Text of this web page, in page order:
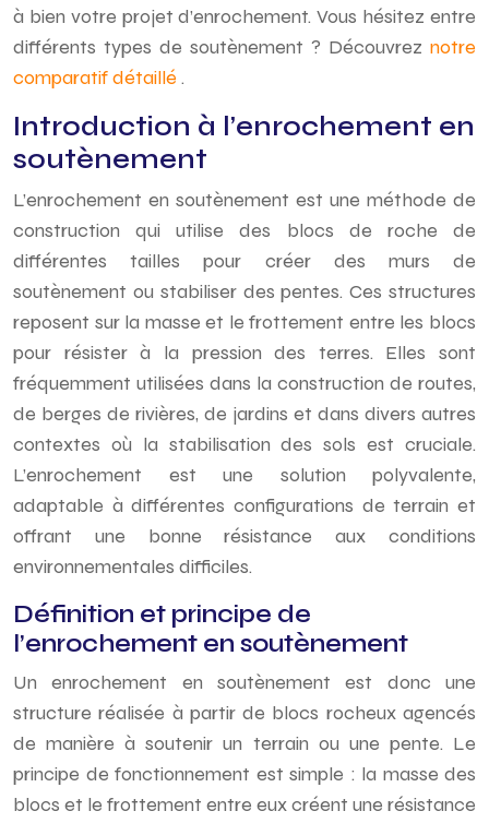
à bien votre projet d’enrochement. Vous hésitez entre
différents types de soutènement ? Découvrez notre
comparatif détaillé .
Introduction à l’enrochement en
soutènement
L’enrochement en soutènement est une méthode de
construction qui utilise des blocs de roche de
différentes tailles pour créer des murs de
soutènement ou stabiliser des pentes. Ces structures
reposent sur la masse et le frottement entre les blocs
pour résister à la pression des terres. Elles sont
fréquemment utilisées dans la construction de routes,
de berges de rivières, de jardins et dans divers autres
contextes où la stabilisation des sols est cruciale.
L’enrochement est une solution polyvalente,
adaptable à différentes configurations de terrain et
offrant une bonne résistance aux conditions
environnementales difficiles.
Définition et principe de
l’enrochement en soutènement
Un enrochement en soutènement est donc une
structure réalisée à partir de blocs rocheux agencés
de manière à soutenir un terrain ou une pente. Le
principe de fonctionnement est simple : la masse des
blocs et le frottement entre eux créent une résistance